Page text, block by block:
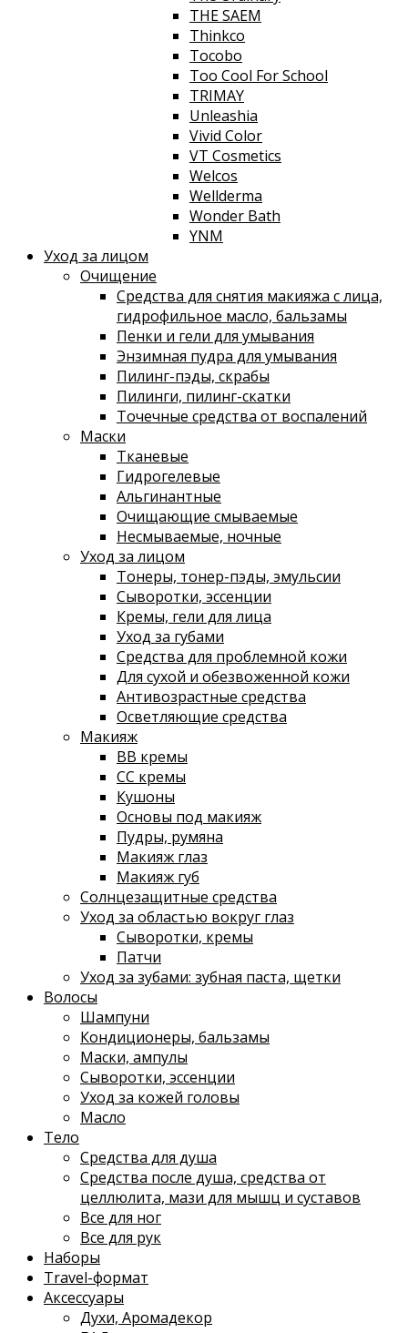
THE SAEM
Thinkco
Tocobo
Too Cool For School
TRIMAY
Unleashia
Vivid Color
VT Cosmetics
Welcos
Wellderma
Wonder Bath
YNM
Уход за лицом
Очищение
Средства для снятия макияжа с лица,
гидрофильное масло, бальзамы
Пенки и гели для умывания
Энзимная пудра для умывания
Пилинг-пэды, скрабы
Пилинги, пилинг-скатки
Точечные средства от воспалений
Маски
Тканевые
Гидрогелевые
Альгинантные
Очищающие смываемые
Несмываемые, ночные
Уход за лицом
Тонеры, тонер-пэды, эмульсии
Сыворотки, эссенции
Кремы, гели для лица
Уход за губами
Средства для проблемной кожи
Для сухой и обезвоженной кожи
Антивозрастные средства
Осветляющие средства
Макияж
ВВ кремы
СС кремы
Кушоны
Основы под макияж
Пудры, румяна
Макияж глаз
Макияж губ
Солнцезащитные средства
Уход за областью вокруг глаз
Сыворотки, кремы
Патчи
Уход за зубами: зубная паста, щетки
Волосы
Шампуни
Кондиционеры, бальзамы
Маски, ампулы
Сыворотки, эссенции
Уход за кожей головы
Масло
Тело
Средства для душа
Средства после душа, средства от
целлюлита, мази для мышц и суставов
Все для ног
Все для рук
Наборы
Travel-формат
Аксессуары
Духи, Аромадекор